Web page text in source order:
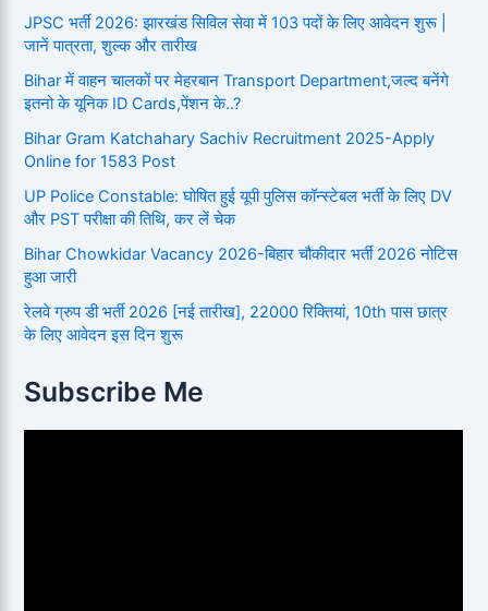
JPSC भर्ती 2026: झारखंड सिविल सेवा में 103 पदों के लिए आवेदन शुरू |
जानें पात्रता, शुल्क और तारीख
Bihar में वाहन चालकों पर मेहरबान Transport Department,जल्द बनेंगे
इतनो के यूनिक ID Cards,पेंशन के..?
Bihar Gram Katchahary Sachiv Recruitment 2025-Apply
Online for 1583 Post
UP Police Constable: घोषित हुई यूपी पुलिस कॉन्स्टेबल भर्ती के लिए DV
और PST परीक्षा की तिथि, कर लें चेक
Bihar Chowkidar Vacancy 2026-बिहार चौकीदार भर्ती 2026 नोटिस
हुआ जारी
रेलवे ग्रुप डी भर्ती 2026 [नई तारीख], 22000 रिक्तियां, 10th पास छात्र
के लिए आवेदन इस दिन शुरू
Subscribe Me